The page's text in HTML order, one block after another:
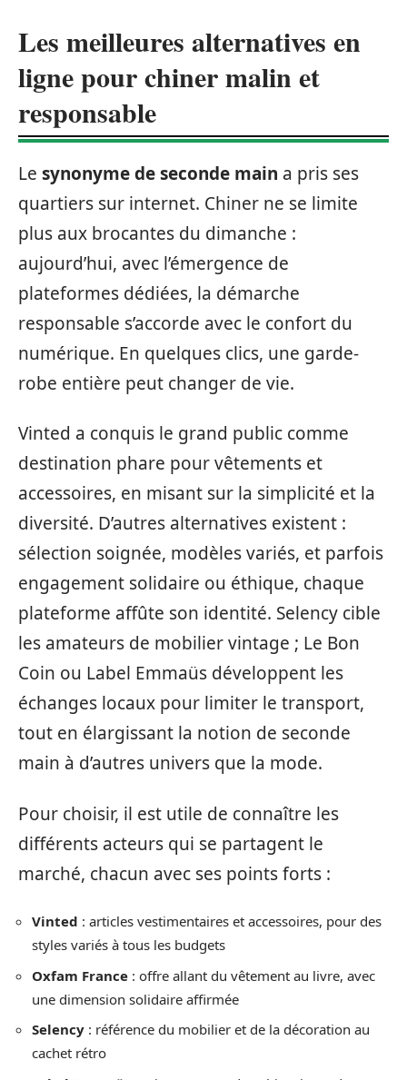
Les meilleures alternatives en
ligne pour chiner malin et
responsable
Le synonyme de seconde main a pris ses
quartiers sur internet. Chiner ne se limite
plus aux brocantes du dimanche :
aujourd’hui, avec l’émergence de
plateformes dédiées, la démarche
responsable s’accorde avec le confort du
numérique. En quelques clics, une garde-
robe entière peut changer de vie.
Vinted a conquis le grand public comme
destination phare pour vêtements et
accessoires, en misant sur la simplicité et la
diversité. D’autres alternatives existent :
sélection soignée, modèles variés, et parfois
engagement solidaire ou éthique, chaque
plateforme affûte son identité. Selency cible
les amateurs de mobilier vintage ; Le Bon
Coin ou Label Emmaüs développent les
échanges locaux pour limiter le transport,
tout en élargissant la notion de seconde
main à d’autres univers que la mode.
Pour choisir, il est utile de connaître les
différents acteurs qui se partagent le
marché, chacun avec ses points forts :
Vinted : articles vestimentaires et accessoires, pour des
styles variés à tous les budgets
Oxfam France : offre allant du vêtement au livre, avec
une dimension solidaire affirmée
Selency : référence du mobilier et de la décoration au
cachet rétro